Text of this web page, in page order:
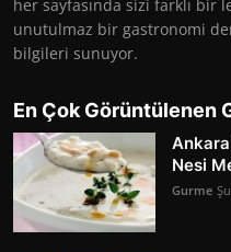
her sayfasında sizi farklı bir
unutulmaz bir gastronomi
bilgileri sunuyor.
En Çok Görüntülenen
Ankara
Nesi
Gurme